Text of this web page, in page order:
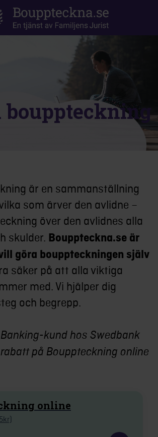
bouppteckning
är en sammanställning
som ärver den avlidne –
över den avlidnes alla
skulder. Bouppteckna.se är
göra bouppteckningen själv
säker på att alla viktiga
med. Vi hjälper dig
och begrepp.
kund hos Swedbank
på Bouppteckning online
online